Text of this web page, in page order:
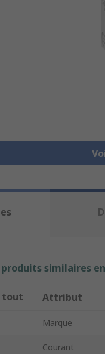
produits similaires
tout Attribut
Marque
Courant